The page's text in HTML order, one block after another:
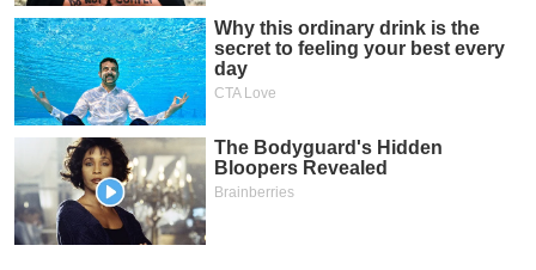
Hủy
niêm
yết
Theo
dõi
đặc
biệt
Không
được
CÔNG
CỤ
ĐẦU
TƯ